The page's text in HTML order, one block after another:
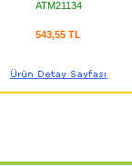
ATM21134
543,55 TL